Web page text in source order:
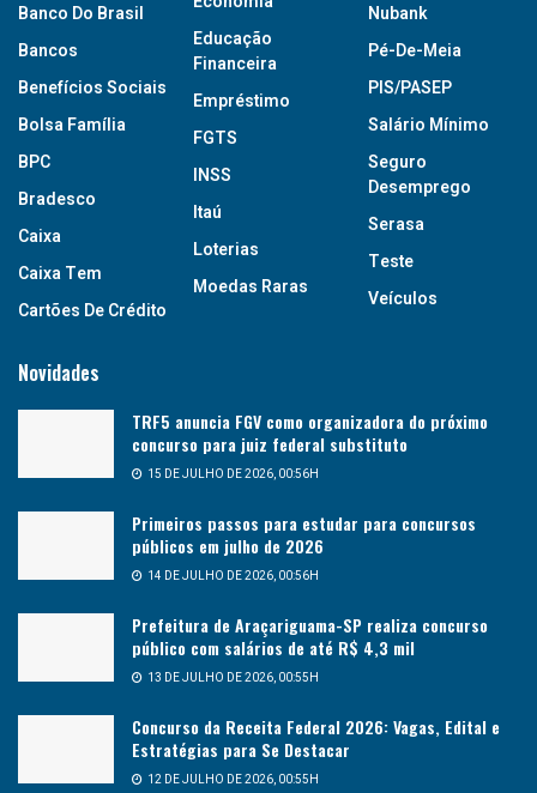
Banco Do Brasil
Bancos
Benefícios Sociais
Bolsa Família
BPC
Bradesco
Caixa
Caixa Tem
Cartões De Crédito
Educação
Financeira
Empréstimo
FGTS
INSS
Itaú
Loterias
Moedas Raras
Nubank
Pé-De-Meia
PIS/PASEP
Salário Mínimo
Seguro
Desemprego
Serasa
Teste
Veículos
Novidades
TRF5 anuncia FGV como organizadora do próximo
concurso para juiz federal substituto
15 DE JULHO DE 2026, 00:56H
Primeiros passos para estudar para concursos
públicos em julho de 2026
14 DE JULHO DE 2026, 00:56H
Prefeitura de Araçariguama-SP realiza concurso
público com salários de até R$ 4,3 mil
13 DE JULHO DE 2026, 00:55H
Concurso da Receita Federal 2026: Vagas, Edital e
Estratégias para Se Destacar
12 DE JULHO DE 2026, 00:55H